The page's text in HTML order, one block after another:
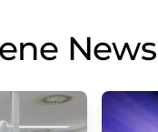
News